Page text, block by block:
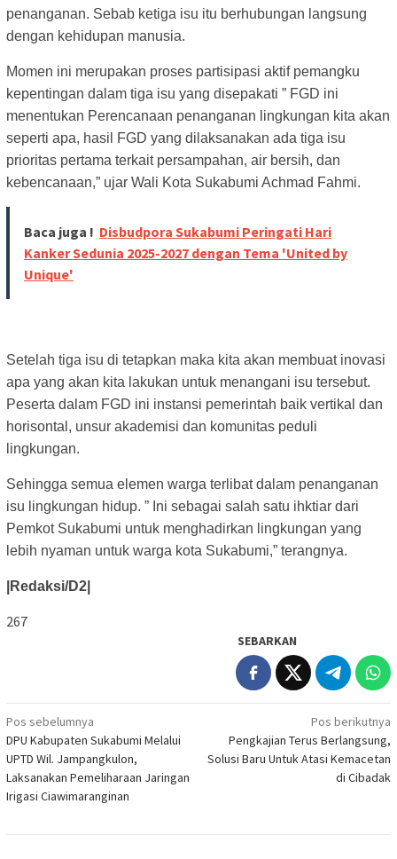
penanganan. Sebab ketiga isu itu berhubungan langsung
dengan kehidupan manusia.
Momen ini merupakan proses partisipasi aktif pemangku
kepentingan dalam tiga isu yang disepakati ” FGD ini
menentukan Perencanaan penanganan lingkungan kita akan
seperti apa, hasil FGD yang dilaksanakan ada tiga isu
prioritas pertama terkait persampahan, air bersih, dan
kebencanaan,” ujar Wali Kota Sukabumi Achmad Fahmi.
Baca juga ! Disbudpora Sukabumi Peringati Hari
Kanker Sedunia 2025-2027 dengan Tema 'United by
Unique'
Setelah tiga isu di tetapkan maka kita akan membuat inovasi
apa yang akan kita lakukan untuk menangani isu tersebut.
Peserta dalam FGD ini instansi pemerintah baik vertikal dan
horisontal, unsur akademisi dan komunitas peduli
lingkungan.
Sehingga semua elemen warga terlibat dalam penanganan
isu lingkungan hidup. ” Ini sebagai salah satu ihktiar dari
Pemkot Sukabumi untuk menghadirkan lingkungan yang
lebih nyaman untuk warga kota Sukabumi,” terangnya.
|Redaksi/D2|
267
SEBARKAN
Navigasi
pos
Pos sebelumnya
DPU Kabupaten Sukabumi Melalui
UPTD Wil. Jampangkulon,
Laksanakan Pemeliharaan Jaringan
Irigasi Ciawimaranginan
Pos berikutnya
Pengkajian Terus Berlangsung,
Solusi Baru Untuk Atasi Kemacetan
di Cibadak